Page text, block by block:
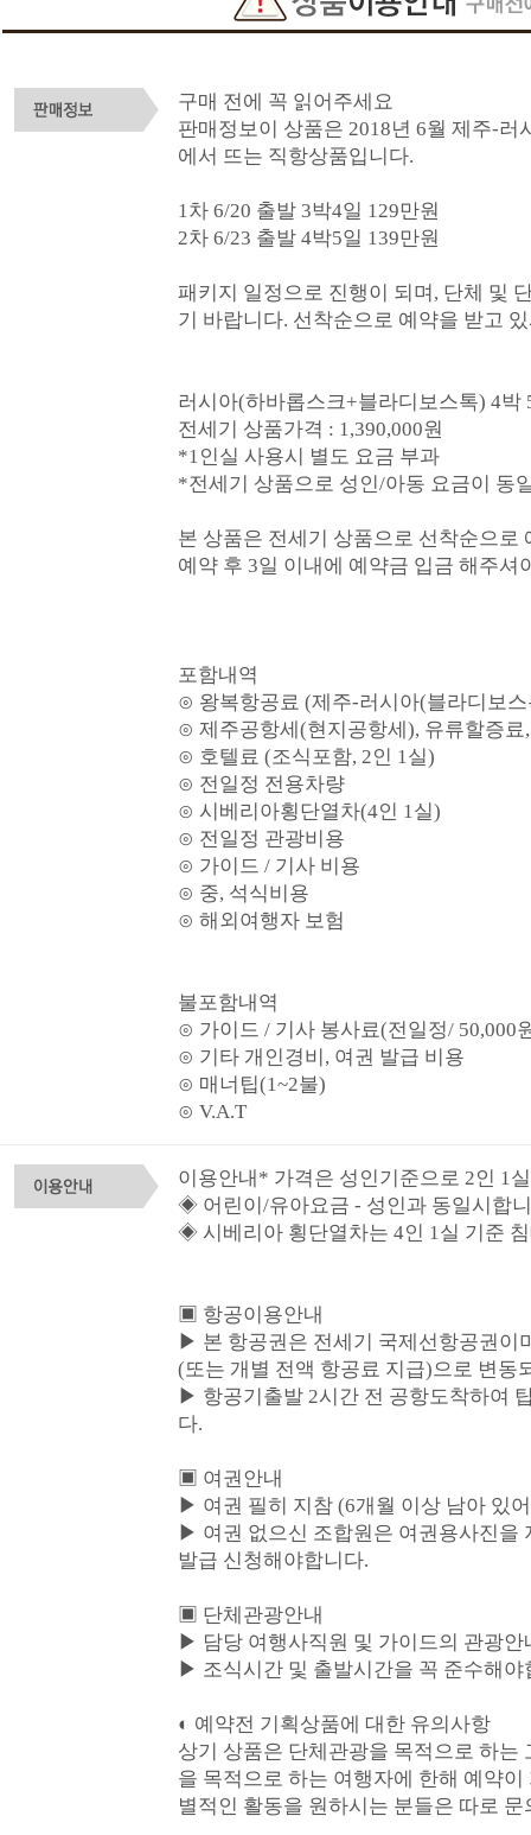
구매 전에 꼭 읽어주세요
판매정보이 상품은 2018년 6월 제주-
에서 뜨는 직항상품입니다.
1차 6/20 출발 3박4일 129만원
2차 6/23 출발 4박5일 139만원
패키지 일정으로 진행이 되며, 단체 및
기 바랍니다. 선착순으로 예약을 받고
러시아(하바롭스크+블라디보스톡) 4박
전세기 상품가격 : 1,390,000원
*1인실 사용시 별도 요금 부과
*전세기 상품으로 성인/아동 요금이 동
본 상품은 전세기 상품으로 선착순으로
예약 후 3일 이내에 예약금 입금 해주셔
포함내역
⊙ 왕복항공료 (제주-러시아(블라디보
⊙ 제주공항세(현지공항세), 유류할증
⊙ 호텔료 (조식포함, 2인 1실)
⊙ 전일정 전용차량
⊙ 시베리아횡단열차(4인 1실)
⊙ 전일정 관광비용
⊙ 가이드 / 기사 비용
⊙ 중, 석식비용
⊙ 해외여행자 보험
불포함내역
⊙ 가이드 / 기사 봉사료(전일정/ 50,000
⊙ 기타 개인경비, 여권 발급 비용
⊙ 매너팁(1~2불)
⊙ V.A.T
이용안내* 가격은 성인기준으로 2인 1
◈ 어린이/유아요금 - 성인과 동일시합
◈ 시베리아 횡단열차는 4인 1실 기준
▣ 항공이용안내
▶ 본 항공권은 전세기 국제선항공권이
(또는 개별 전액 항공료 지급)으로 변동
▶ 항공기출발 2시간 전 공항도착하여
다.
▣ 여권안내
▶ 여권 필히 지참 (6개월 이상 남아 있
▶ 여권 없으신 조합원은 여권용사진을
발급 신청해야합니다.
▣ 단체관광안내
▶ 담당 여행사직원 및 가이드의 관광안
▶ 조식시간 및 출발시간을 꼭 준수해야
◐ 예약전 기획상품에 대한 유의사항
상기 상품은 단체관광을 목적으로 하는
을 목적으로 하는 여행자에 한해 예약
별적인 활동을 원하시는 분들은 따로